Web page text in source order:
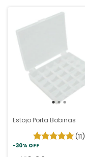
Estojo Porta Bobinas
(11)
-30% OFF